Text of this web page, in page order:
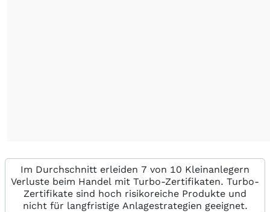
Im Durchschnitt erleiden 7 von 10 Kleinanlegern
Verluste beim Handel mit Turbo-Zertifikaten. Turbo-
Zertifikate sind hoch risikoreiche Produkte und
nicht für langfristige Anlagestrategien geeignet.